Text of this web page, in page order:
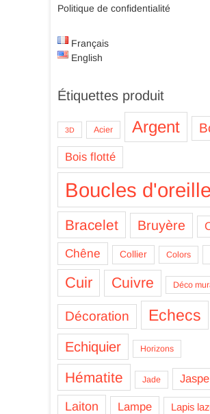
Politique de confidentialité
Français
English
Étiquettes produit
3D Acier Argent
Bois flotté
Boucles
Bracelet Bruyère
Chêne Collier Colors
Cuir Cuivre Déco
Décoration Echecs
Echiquier Horizons
Hématite Jade Jaspe
Laiton Lampe Lapis